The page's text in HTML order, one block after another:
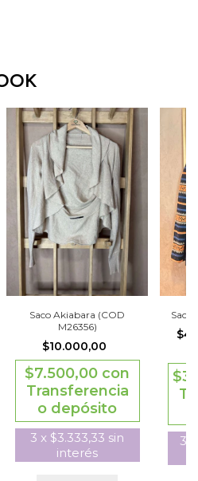
Saco Akiabara (COD
M26356)
$10.000,00
$7.500,00 con
Transferencia
o depósito
3 x $3.333,33 sin
interés
Saco
3